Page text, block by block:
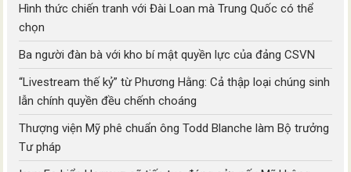
Hình thức chiến tranh với Đài Loan mà Trung Quốc có thể
chọn
Ba người đàn bà với kho bí mật quyền lực của đảng CSVN
“Livestream thế kỷ” từ Phương Hằng: Cả thập loại chúng sinh
lẫn chính quyền đều chếnh choáng
Thượng viện Mỹ phê chuẩn ông Todd Blanche làm Bộ trưởng
Tư pháp